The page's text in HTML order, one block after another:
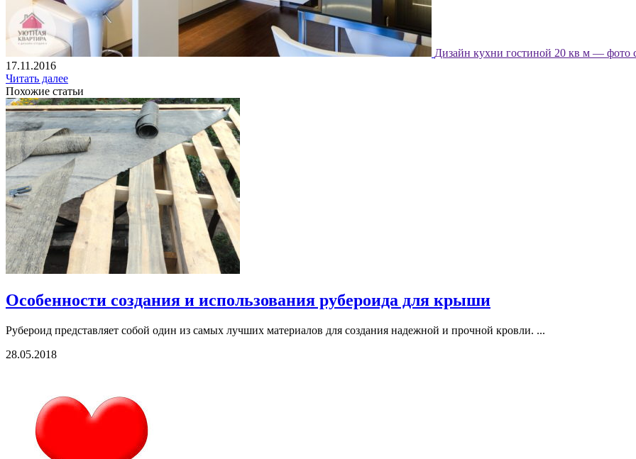
Дизайн кухни гостиной 20 кв м — фото
17.11.2016
Читать далее
Похожие статьи
Особенности создания и использования рубероида для крыши
Рубероид представляет собой один из самых лучших материалов для создания надежной и прочной кровли. ...
28.05.2018